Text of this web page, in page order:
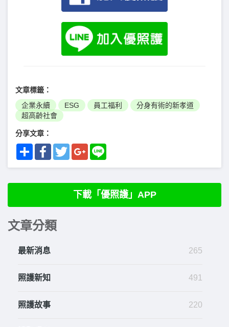
文章標籤：
企業永續
ESG 員工福利
分身有術的新孝道
超高齡社會
分享文章：
Share FacebookTwitterGoogle+
下載「優照護」APP
文章分類
最新消息 265
照護新知 491
照護故事 220